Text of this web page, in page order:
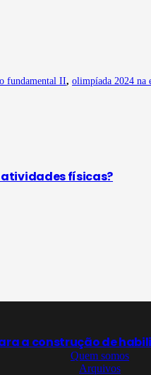
fundamental II, olimpíada 2024 na
físicas?
a construção de
Quem somos
Arquivos